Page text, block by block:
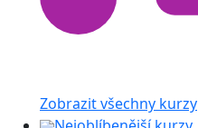
Zobrazit všechny kurzy